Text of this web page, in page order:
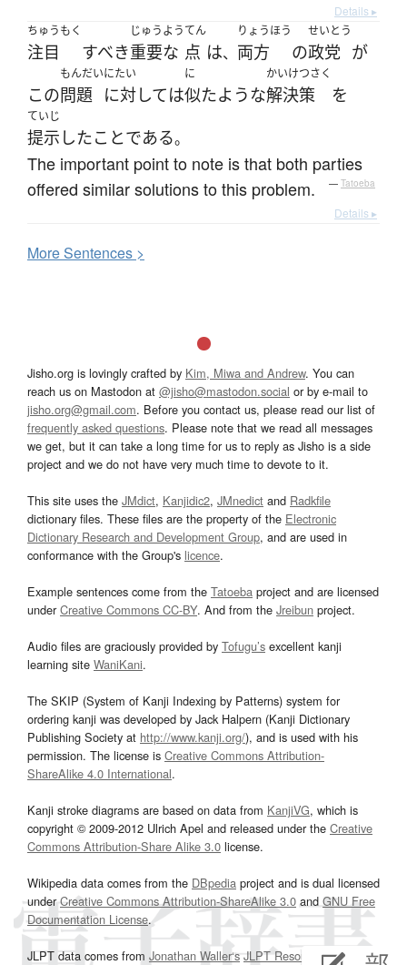
Details ▸
ちゅうもく
注目 すべき
じゅうよう
重要な
てん
点 は、
りょうほう
両方 の
せいとう
政党 が
この
もんだい
問題
にたい
に対しては
に
似たような
かいけつさく
解決策 を
ていじ
提示 したことである。
The important point to note is that both parties
offered similar solutions to this problem.
— Tatoeba
Details ▸
MoreSentences >
Jisho.org is lovingly crafted by Kim, Miwa and Andrew. You can
reach us on Mastodon at @jisho@mastodon.social or by e-mail to
jisho.org@gmail.com. Before you contact us, please read our list of
frequently asked questions. Please note that we read all messages
we get, but it can take a long time for us to reply as Jisho is a side
project and we do not have very much time to devote to it.
This site uses the JMdict, Kanjidic2, JMnedict and Radkfile
dictionary files. These files are the property of the Electronic
Dictionary Research and Development Group, and are used in
conformance with the Group's licence.
Example sentences come from the Tatoeba project and are licensed
underCreative Commons CC-BY. And from the Jreibun project.
Audio files are graciously provided by Tofugu’s excellent kanji
learning site WaniKani.
The SKIP (System of Kanji Indexing by Patterns) system for
ordering kanji was developed by Jack Halpern (Kanji Dictionary
Publishing Society at http://www.kanji.org/), and is used with his
permission. The license is Creative Commons Attribution-
ShareAlike 4.0 International.
Kanji stroke diagrams are based on data from KanjiVG, which is
copyright © 2009-2012 Ulrich Apel and released under the Creative
Commons Attribution-Share Alike 3.0 license.
Wikipedia data comes from the DBpedia project and is dual licensed
underCreative Commons Attribution-ShareAlike 3.0and GNU Free
Documentation License.
JLPT data comes from Jonathan Waller‘s JLPT Resourcespage.